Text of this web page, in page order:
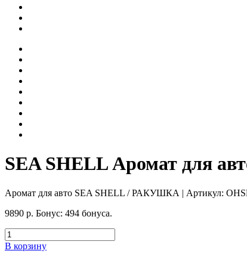
SEA SHELL Аромат для
Аромат для авто SEA SHELL / РАКУШКА | Артикул:
9890 р. Бонус: 494 бонуса.
В корзину